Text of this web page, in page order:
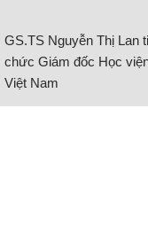
GS.TS Nguyễn Thị Lan
chức Giám đốc Học
Việt Nam